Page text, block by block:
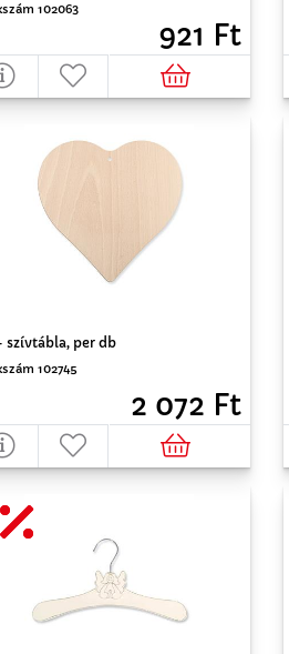
102063
921 Ft
szívtábla, per db
102745
2 072 Ft